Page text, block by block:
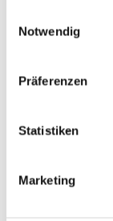
Notwendig
Präferenzen
Statistiken
Marketing